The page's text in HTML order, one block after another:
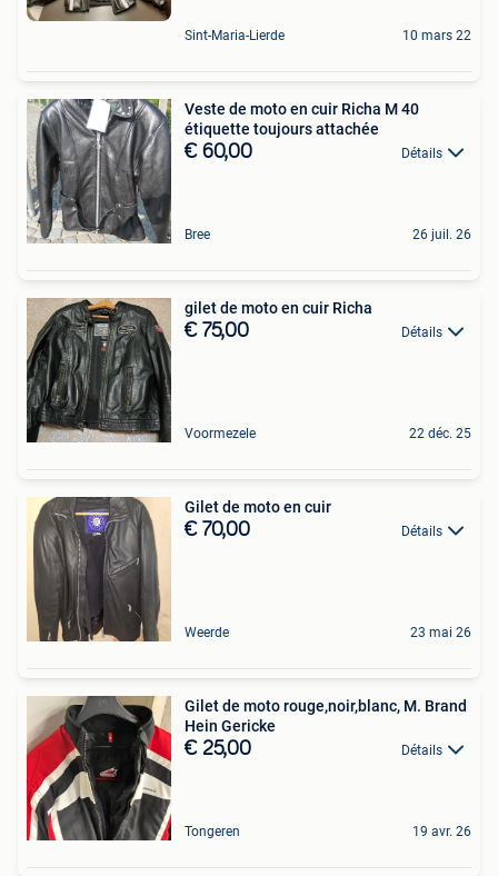
Sint-Maria-Lierde 10 mars 22
Veste de moto en cuir Richa M 40
étiquette toujours attachée
€ 60,00 Détails
Bree 26 juil. 26
gilet de moto en cuir Richa
€ 75,00 Détails
Voormezele 22 déc. 25
Gilet de moto en cuir
€ 70,00 Détails
Weerde 23 mai 26
Gilet de moto rouge,noir,blanc, M. Brand
Hein Gericke
€ 25,00 Détails
Tongeren 19 avr. 26